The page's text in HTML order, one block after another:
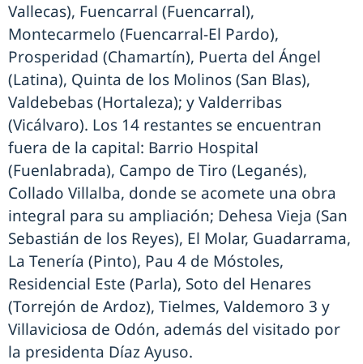
Vallecas), Fuencarral (Fuencarral),
Montecarmelo (Fuencarral-El Pardo),
Prosperidad (Chamartín), Puerta del Ángel
(Latina), Quinta de los Molinos (San Blas),
Valdebebas (Hortaleza); y Valderribas
(Vicálvaro). Los 14 restantes se encuentran
fuera de la capital: Barrio Hospital
(Fuenlabrada), Campo de Tiro (Leganés),
Collado Villalba, donde se acomete una obra
integral para su ampliación; Dehesa Vieja (San
Sebastián de los Reyes), El Molar, Guadarrama,
La Tenería (Pinto), Pau 4 de Móstoles,
Residencial Este (Parla), Soto del Henares
(Torrejón de Ardoz), Tielmes, Valdemoro 3 y
Villaviciosa de Odón, además del visitado por
la presidenta Díaz Ayuso.